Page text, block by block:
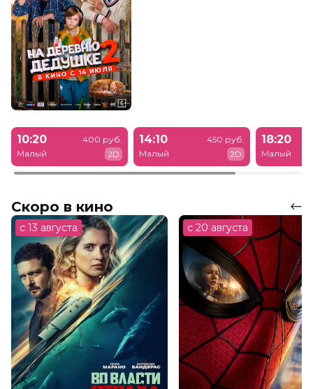
10:20
Малый
400 руб.
2D
14:10
Малый
450 руб.
2D
18:20
Малый
Скоро в кино
с 13 августа с 20 августа